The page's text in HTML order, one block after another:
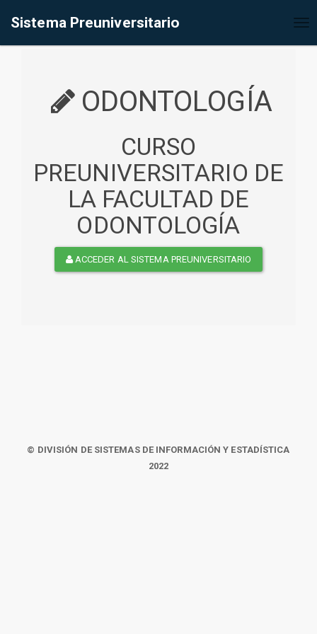
Sistema Preuniversitario
ODONTOLOGÍA
CURSO
PREUNIVERSITARIO DE
LA FACULTAD DE
ODONTOLOGÍA
ACCEDER AL SISTEMA PREUNIVERSITARIO
© DIVISIÓN DE SISTEMAS DE INFORMACIÓN Y ESTADÍSTICA
2022